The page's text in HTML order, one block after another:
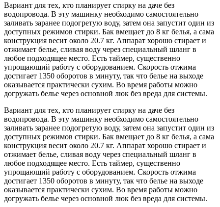
Вариант для тех, кто планирует стирку на даче без
водопровода. В эту машинку необходимо самостоятельно
заливать заранее подогретую воду, затем она запустит один из
доступных режимов стирки. Бак вмещает до 8 кг белья, а сама
конструкция весит около 20.7 кг. Аппарат хорошо стирает и
отжимает белье, сливая воду через специальный шланг в
любое подходящее место. Есть таймер, существенно
упрощающий работу с оборудованием. Скорость отжима
достигает 1350 оборотов в минуту, так что белье на выходе
оказывается практически сухим. Во время работы можно
догружать белье через основной люк без вреда для системы.
Вариант для тех, кто планирует стирку на даче без
водопровода. В эту машинку необходимо самостоятельно
заливать заранее подогретую воду, затем она запустит один из
доступных режимов стирки. Бак вмещает до 8 кг белья, а сама
конструкция весит около 20.7 кг. Аппарат хорошо стирает и
отжимает белье, сливая воду через специальный шланг в
любое подходящее место. Есть таймер, существенно
упрощающий работу с оборудованием. Скорость отжима
достигает 1350 оборотов в минуту, так что белье на выходе
оказывается практически сухим. Во время работы можно
догружать белье через основной люк без вреда для системы.